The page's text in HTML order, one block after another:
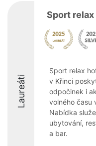
Laureáti
Sport
Sport relax
v Křinci
odpočinek i
volného času
Nabídka
ubytování,
a bar.